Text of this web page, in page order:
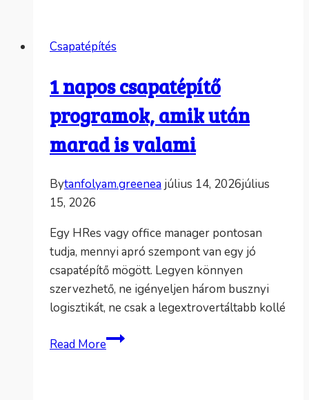
okosan
Csapatépítés
1 napos csapatépítő
programok, amik után
marad is valami
Bytanfolyam.greenea július 14, 2026július
15, 2026
Egy HRes vagy office manager pontosan
tudja, mennyi apró szempont van egy jó
csapatépítő mögött. Legyen könnyen
szervezhető, ne igényeljen három busznyi
logisztikát, ne csak a legextrovertáltabb kollé
Read More1